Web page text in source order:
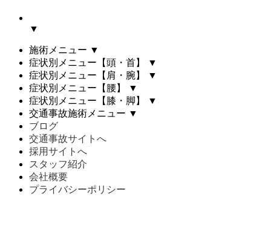
▼
施術メニュー ▼
症状別メニュー【頭・首】
▼
症状別メニュー【肩・腕】
▼
症状別メニュー【腰】
▼
症状別メニュー【膝・脚】
▼
交通事故施術メニュー ▼
ブログ
交通事故サイトへ
採用サイトへ
スタッフ紹介
会社概要
プライバシーポリシー